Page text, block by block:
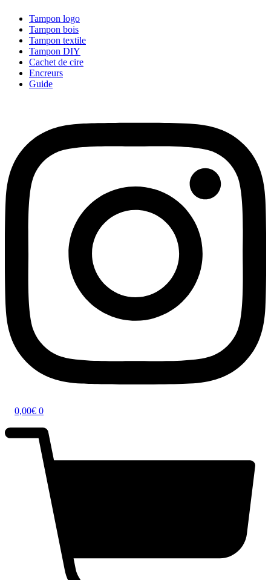
Tampon logo
Tampon bois
Tampon textile
Tampon DIY
Cachet de cire
Encreurs
Guide
0,00€ 0